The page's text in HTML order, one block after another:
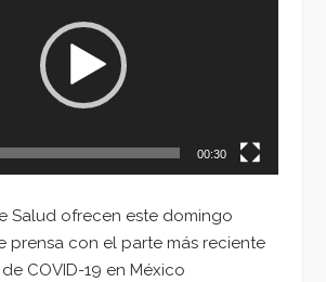
00:30
Salud ofrecen este domingo
prensa con el parte más reciente
COVID-19 en México